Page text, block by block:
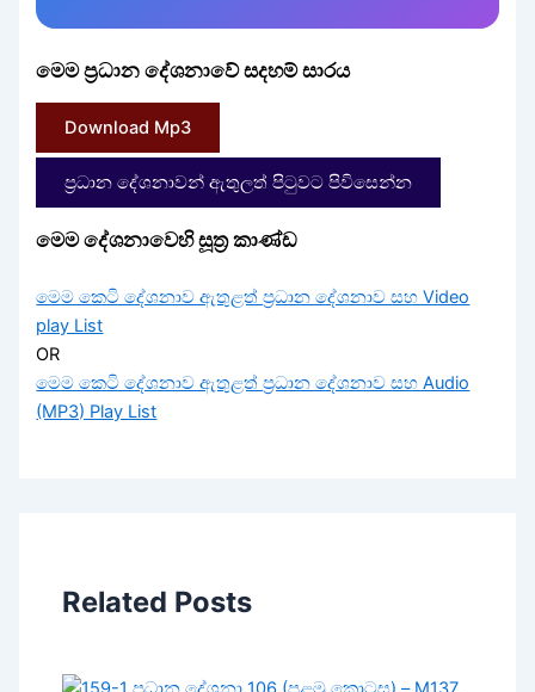
මෙම ප්‍රධාන දේශනාවේ සදහම් සාරය
Download Mp3
ප්‍රධාන දේශනාවන් ඇතුලත් පිටුවට පිවිසෙන්න
මෙම දේශනාවෙහි සූත්‍ර කාණ්ඩ
මෙම කෙටි දේශනාව ඇතුළත් ප්‍රධාන දේශනාව සහ Video
play List
OR
මෙම කෙටි දේශනාව ඇතුළත් ප්‍රධාන දේශනාව සහ Audio
(MP3) Play List
Related Posts